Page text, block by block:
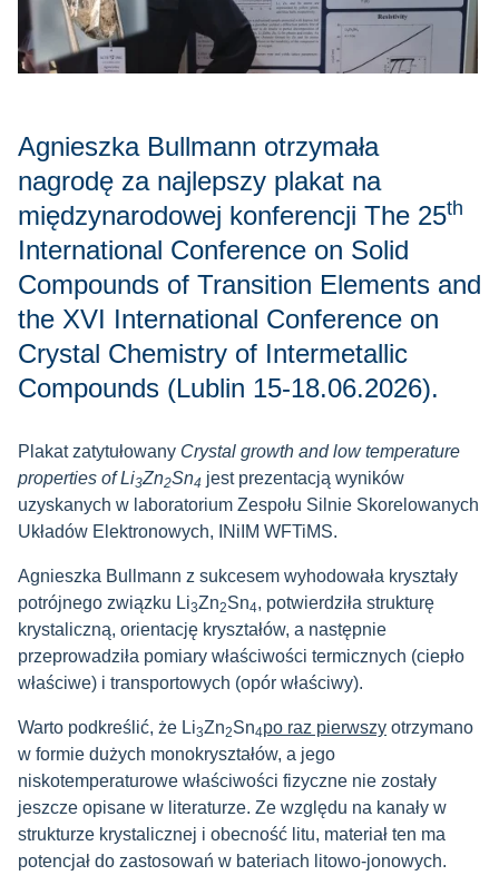
Agnieszka Bullmann otrzymała
nagrodę za najlepszy plakat na
międzynarodowej konferencji The 25th
International Conference on Solid
Compounds of Transition Elements and
the XVI International Conference on
Crystal Chemistry of Intermetallic
Compounds (Lublin 15-18.06.2026).
Plakat zatytułowany Crystal growth and low temperature
properties of Li3Zn2Sn4 jest prezentacją wyników
uzyskanych w laboratorium Zespołu Silnie Skorelowanych
Układów Elektronowych, INiIM WFTiMS.
Agnieszka Bullmann z sukcesem wyhodowała kryształy
potrójnego związku Li3Zn2Sn4, potwierdziła strukturę
krystaliczną, orientację kryształów, a następnie
przeprowadziła pomiary właściwości termicznych (ciepło
właściwe) i transportowych (opór właściwy).
Warto podkreślić, że Li3Zn2Sn4po raz pierwszy otrzymano
w formie dużych monokryształów, a jego
niskotemperaturowe właściwości fizyczne nie zostały
jeszcze opisane w literaturze. Ze względu na kanały w
strukturze krystalicznej i obecność litu, materiał ten ma
potencjał do zastosowań w bateriach litowo-jonowych.